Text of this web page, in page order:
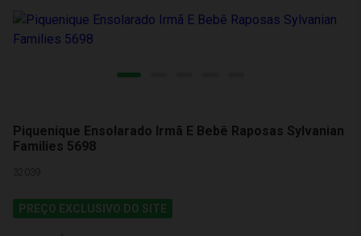
Piquenique Ensolarado Irmã E Bebê Raposas Sylvanian
Families 5698
32039
PREÇO EXCLUSIVO DO SITE